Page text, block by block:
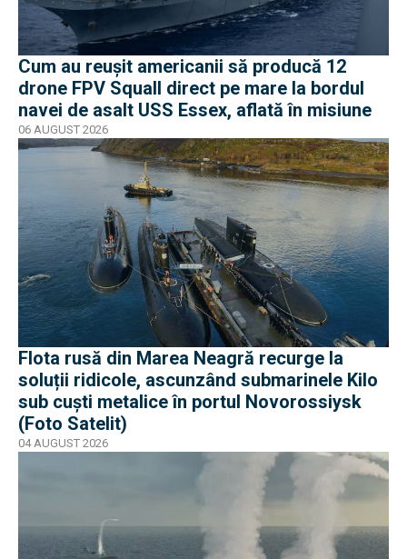
Cum au reușit americanii să producă 12
drone FPV Squall direct pe mare la bordul
navei de asalt USS Essex, aflată în misiune
06 AUGUST 2026
Flota rusă din Marea Neagră recurge la
soluții ridicole, ascunzând submarinele Kilo
sub cuști metalice în portul Novorossiysk
(Foto Satelit)
04 AUGUST 2026